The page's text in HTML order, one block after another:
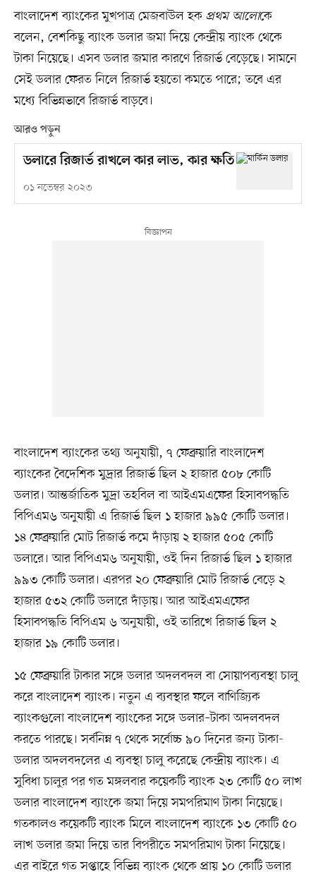
বাংলাদেশ ব্যাংকের মুখপাত্র মেজবাউল হক প্রথম আলোকে
বলেন, বেশকিছু ব্যাংক ডলার জমা দিয়ে কেন্দ্রীয় ব্যাংক থেকে
টাকা নিয়েছে। এসব ডলার জমার কারণে রিজার্ভ বেড়েছে। সামনে
সেই ডলার ফেরত নিলে রিজার্ভ হয়তো কমতে পারে; তবে এর
মধ্যে বিভিন্নভাবে রিজার্ভ বাড়বে।
আরও পড়ুন
ডলারে রিজার্ভ রাখলে কার লাভ, কার ক্ষতি
০১ নভেম্বর ২০২৩
বাংলাদেশ ব্যাংকের তথ্য অনুযায়ী, ৭ ফেব্রুয়ারি বাংলাদেশ
ব্যাংকের বৈদেশিক মুদ্রার রিজার্ভ ছিল ২ হাজার ৫০৮ কোটি
ডলার। আন্তর্জাতিক মুদ্রা তহবিল বা আইএমএফের হিসাবপদ্ধতি
বিপিএম৬ অনুযায়ী এ রিজার্ভ ছিল ১ হাজার ৯৯৫ কোটি ডলার।
১৪ ফেব্রুয়ারি মোট রিজার্ভ কমে দাঁড়ায় ২ হাজার ৫০৫ কোটি
ডলারে। আর বিপিএম৬ অনুযায়ী, ওই দিন রিজার্ভ ছিল ১ হাজার
৯৯৩ কোটি ডলার। এরপর ২০ ফেব্রুয়ারি মোট রিজার্ভ বেড়ে ২
হাজার ৫৩২ কোটি ডলারে দাঁড়ায়। আর আইএমএফের
হিসাবপদ্ধতি বিপিএম ৬ অনুযায়ী, ওই তারিখে রিজার্ভ ছিল ২
হাজার ১৯ কোটি ডলার।
১৫ ফেব্রুয়ারি টাকার সঙ্গে ডলার অদলবদল বা সোয়াপব্যবস্থা চালু
করে বাংলাদেশ ব্যাংক। নতুন এ ব্যবস্থার ফলে বাণিজ্যিক
ব্যাংকগুলো বাংলাদেশ ব্যাংকের সঙ্গে ডলার–টাকা অদলবদল
করতে পারছে। সর্বনিম্ন ৭ থেকে সর্বোচ্চ ৯০ দিনের জন্য টাকা-
ডলার অদলবদলের এ ব্যবস্থা চালু করেছে কেন্দ্রীয় ব্যাংক। এ
সুবিধা চালুর পর গত মঙ্গলবার কয়েকটি ব্যাংক ২৩ কোটি ৫০ লাখ
ডলার বাংলাদেশ ব্যাংকে জমা দিয়ে সমপরিমাণ টাকা নিয়েছে।
গতকালও কয়েকটি ব্যাংক মিলে বাংলাদেশ ব্যাংকে ১৩ কোটি ৫০
লাখ ডলার জমা দিয়ে তার বিপরীতে সমপরিমাণ টাকা নিয়েছে।
এর বাইরে গত সপ্তাহে বিভিন্ন ব্যাংক থেকে প্রায় ১০ কোটি ডলার